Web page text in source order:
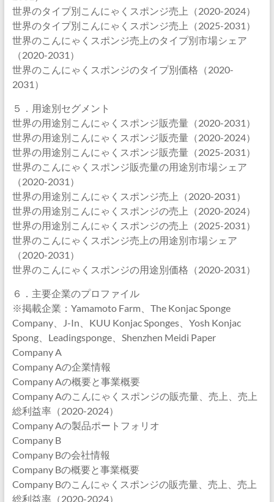
世界のタイプ別こんにゃくスポンジ売上（2020-2024）
世界のタイプ別こんにゃくスポンジ売上（2025-2031）
世界のこんにゃくスポンジ売上のタイプ別市場シェア
（2020-2031）
世界のこんにゃくスポンジのタイプ別価格（2020-
2031）
５．用途別セグメント
世界の用途別こんにゃくスポンジ販売量（2020-2031）
世界の用途別こんにゃくスポンジ販売量（2020-2024）
世界の用途別こんにゃくスポンジ販売量（2025-2031）
世界のこんにゃくスポンジ販売量の用途別市場シェア
（2020-2031）
世界の用途別こんにゃくスポンジ売上（2020-2031）
世界の用途別こんにゃくスポンジの売上（2020-2024）
世界の用途別こんにゃくスポンジの売上（2025-2031）
世界のこんにゃくスポンジ売上の用途別市場シェア
（2020-2031）
世界のこんにゃくスポンジの用途別価格（2020-2031）
６．主要企業のプロファイル
※掲載企業：Yamamoto Farm、The Konjac Sponge
Company、J-In、KUU Konjac Sponges、Yosh Konjac
Spong、Leadingsponge、Shenzhen Meidi Paper
Company A
Company Aの企業情報
Company Aの概要と事業概要
Company Aのこんにゃくスポンジの販売量、売上、売上
総利益率（2020-2024）
Company Aの製品ポートフォリオ
Company B
Company Bの会社情報
Company Bの概要と事業概要
Company Bのこんにゃくスポンジの販売量、売上、売上
総利益率（2020-2024）